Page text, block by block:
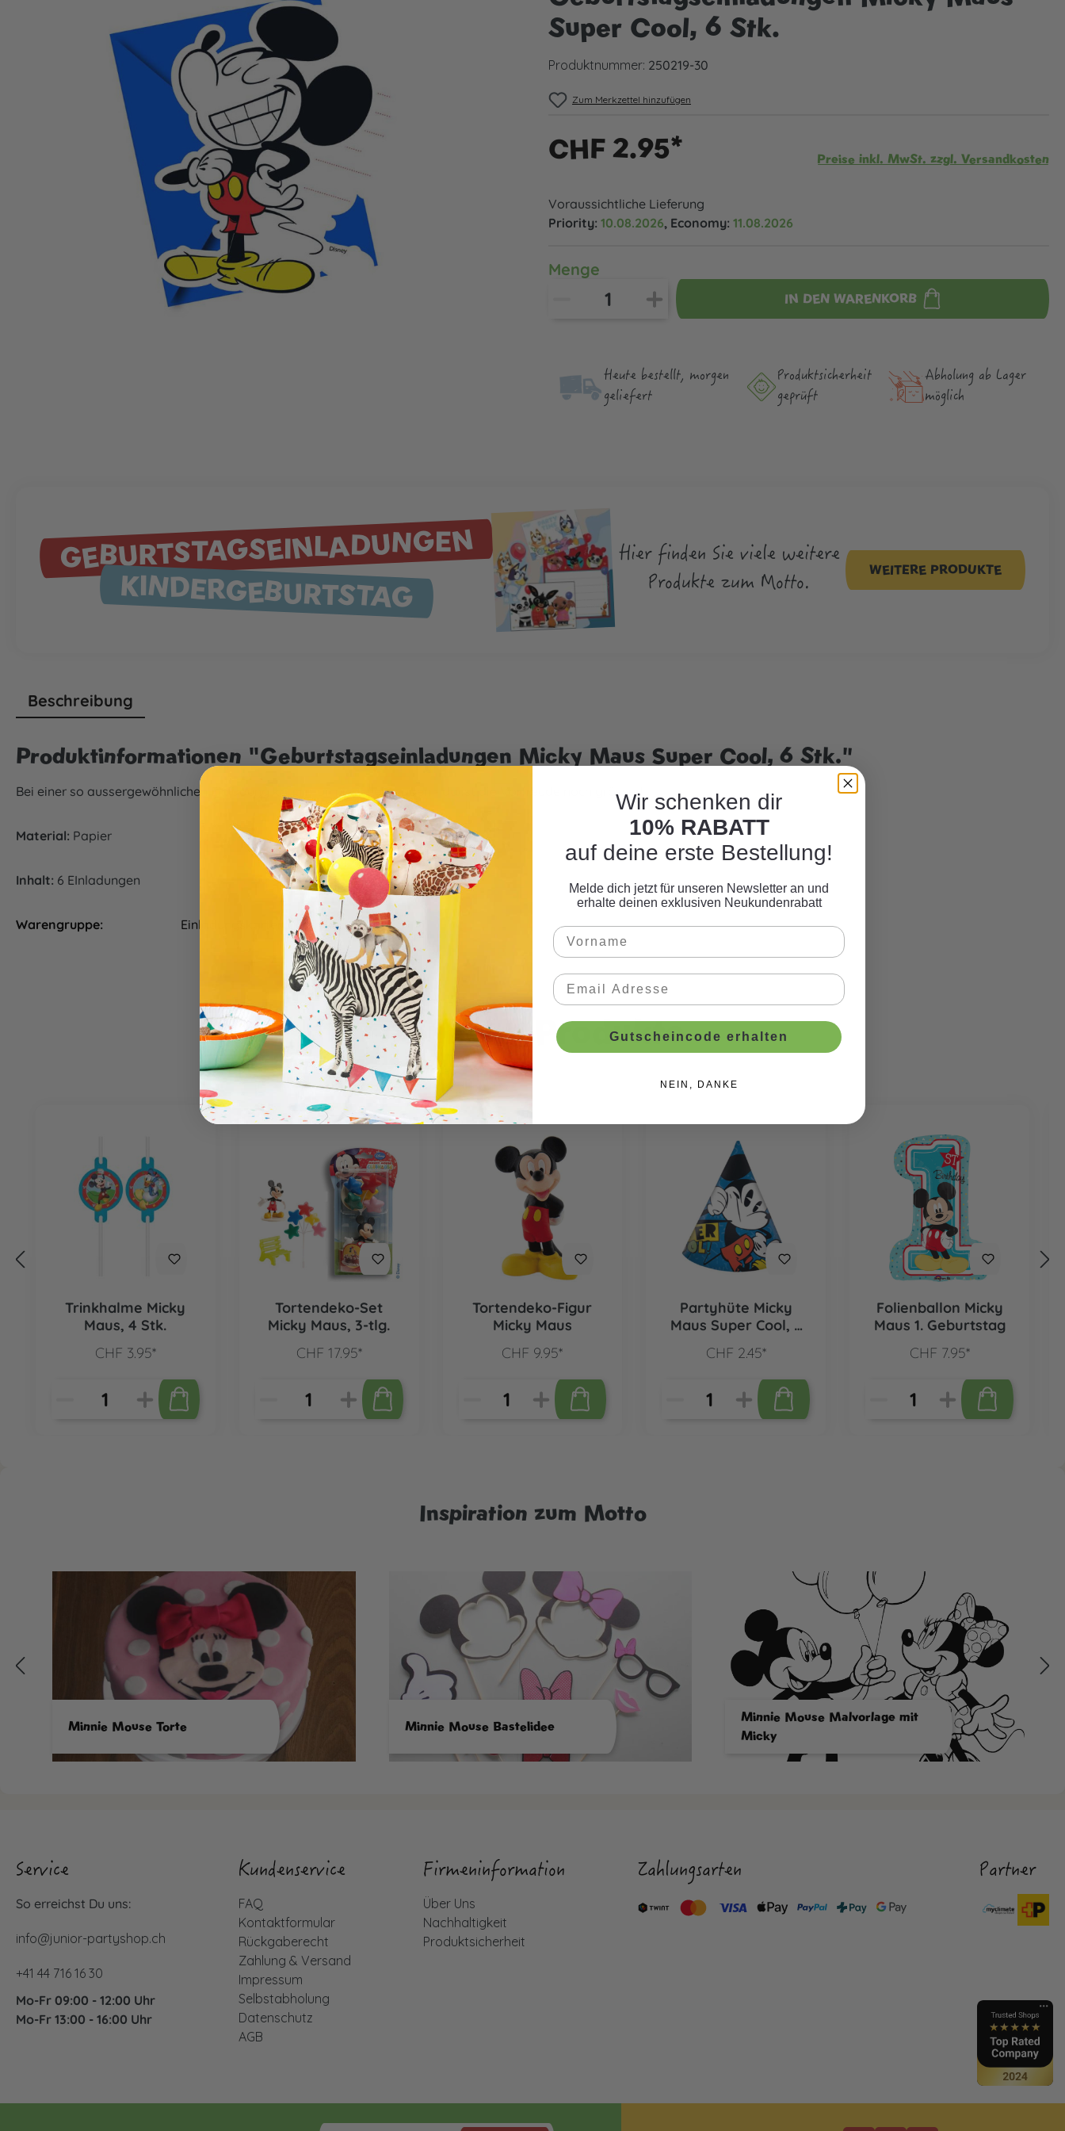
Super Cool, 6 Stk.
Produktnummer: 250219-30
Zum Merkzettel hinzufügen
CHF 2.95* Preise inkl. MwSt. zzgl. Versandkosten
Voraussichtliche Lieferung
Priority: 10.08.2026, Economy: 11.08.2026
Menge
IN DEN WARENKORB
Heute bestellt, morgen
geliefert
Produktsicher­heit
geprüft
Abholung ab Lager
möglich
GEBURTSTAGSEINLADUNGEN
KINDERGEBURTSTAG
Hier finden Sie viele weitere
Produkte zum Motto.
WEITERE PRODUKTE
Beschreibung
Produktinformationen "Geburtstagseinladungen Micky Maus Super Cool, 6 Stk."
Bei einer so aussergewöhnlichen Einladung kann man nicht nein sagen - da ist die Vorfreude noch grösser!
Material: Papier
Inhalt: 6 EInladungen
Warengruppe: Einladungskarten, Tischwaren
Ähnliche Produkte
Produktgalerie überspringen
Trinkhalme Micky
Maus, 4 Stk.
CHF 3.95*
Tortendeko-Set
Micky Maus, 3-tlg.
CHF 17.95*
Tortendeko-Figur
Micky Maus
CHF 9.95*
Partyhüte Micky
Maus Super Cool, 6
CHF 2.45*
Folienballon Micky
Maus 1. Geburtstag
CHF 7.95*
Inspiration zum Motto
Minnie Mouse Torte Minnie Mouse Bastelidee
Minnie Mouse Malvorlage mit
Micky
Service
So erreichst Du uns:
info@junior-partyshop.ch
+41 44 716 16 30
Mo-Fr 09:00 - 12:00 Uhr
Mo-Fr 13:00 - 16:00 Uhr
Kundenservice
FAQ
Kontaktformular
Rückgaberecht
Zahlung & Versand
Impressum
Selbstabholung
Datenschutz
AGB
Firmeninformation
Über Uns
Nachhaltigkeit
Produktsicherheit
Zahlungsarten Partner
Wir schenken dir
10% RABATT
auf deine erste Bestellung!
Melde dich jetzt für unseren Newsletter an und
erhalte deinen exklusiven Neukundenrabatt
Gutscheincode erhalten
NEIN, DANKE